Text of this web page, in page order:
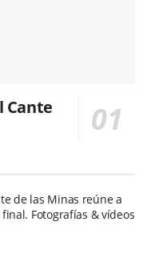
Cante
de las Minas reúne a
Fotografías & vídeos